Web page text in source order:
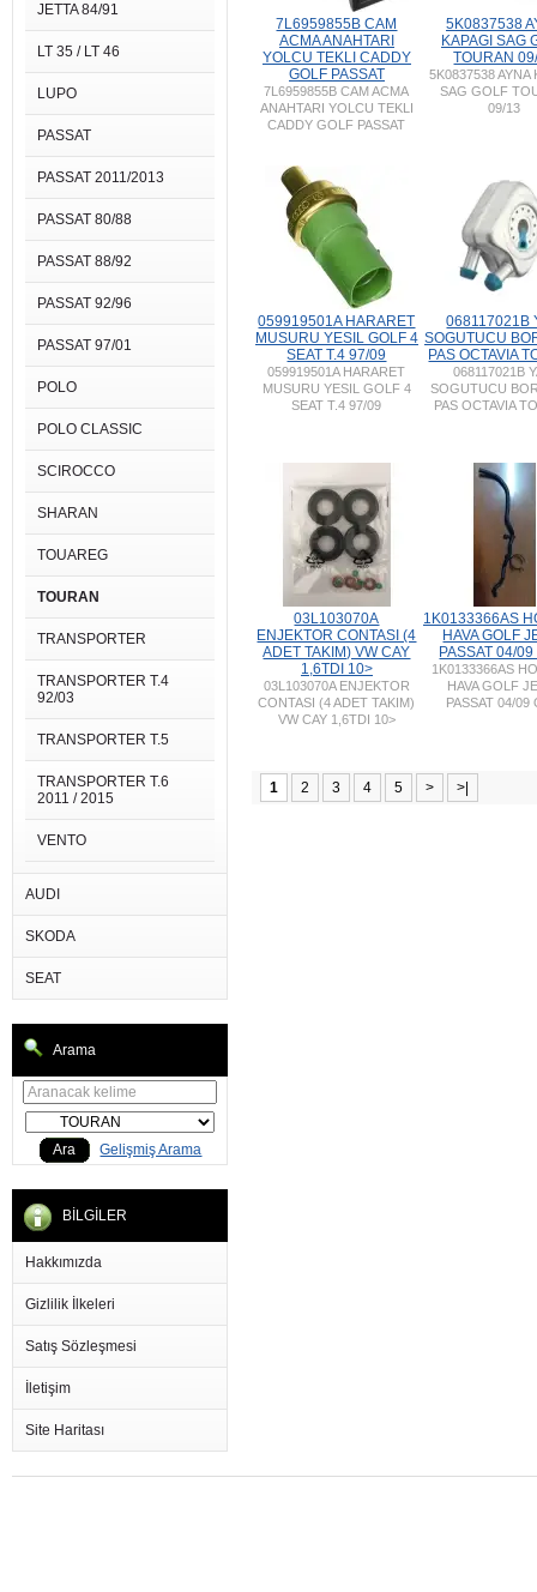
JETTA 84/91
LT 35 / LT 46
LUPO
PASSAT
PASSAT 2011/2013
PASSAT 80/88
PASSAT 88/92
PASSAT 92/96
PASSAT 97/01
POLO
POLO CLASSIC
SCIROCCO
SHARAN
TOUAREG
TOURAN
TRANSPORTER
TRANSPORTER T.4
92/03
TRANSPORTER T.5
TRANSPORTER T.6
2011 / 2015
VENTO
AUDI
SKODA
SEAT
Arama
Ara Gelişmiş Arama
BİLGİLER
Hakkımızda
Gizlilik İlkeleri
Satış Sözleşmesi
İletişim
Site Haritası
7L6959855B CAM
ACMA ANAHTARI
YOLCU TEKLI CADDY
GOLF PASSAT
7L6959855B CAM ACMA
ANAHTARI YOLCU TEKLI
CADDY GOLF PASSAT
5K0837538
KAPAGI SAG
TOURAN
5K0837538 AYNA
SAG GOLF
09/13
059919501A HARARET
MUSURU YESIL GOLF 4
SEAT T.4 97/09
059919501A HARARET
MUSURU YESIL GOLF 4
SEAT T.4 97/09
068117021B
SOGUTUCU
PAS OCTAVIA
068117021B
SOGUTUCU
PAS OCTAVIA
03L103070A
ENJEKTOR CONTASI (4
ADET TAKIM) VW CAY
1,6TDI 10>
03L103070A ENJEKTOR
CONTASI (4 ADET TAKIM)
VW CAY 1,6TDI 10>
1K0133366AS
HAVA GOLF
PASSAT 04/
1K0133366AS
HAVA GOLF
PASSAT 04/09
1 2 3 4 5 > >|